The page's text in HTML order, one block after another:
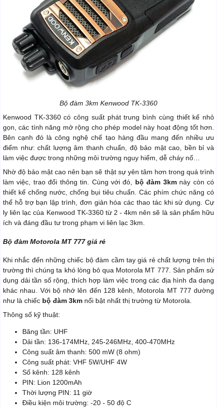
Bộ đàm 3km Kenwood TK-3360
Kenwood TK-3360 có công suất phát trung bình cùng thiết kế nhỏ
gọn, các tính năng mở rộng cho phép model này hoạt động tốt hơn.
Bên cạnh đó là công nghệ chế tạo hàng đầu mang đến nhiều ưu
điểm như: chất lượng âm thanh chuẩn, độ bảo mật cao, bền bỉ và
làm việc được trong những môi trường nguy hiểm, dễ cháy nổ…
Nhờ độ bảo mật cao nên bạn sẽ thật sự yên tâm hơn trong quá trình
làm việc, trao đổi thông tin. Cùng với đó, bộ đàm 3kmnày còn có
thiết kế chống nước, chống bụi tiêu chuẩn. Các phím chức năng có
thể hỗ trợ bạn lập trình, đơn giản hóa các thao tác khi sử dụng. Cự
ly liên lạc của Kenwood TK-3360 từ 2 - 4km nên sẽ là sản phẩm hữu
ích và đáng đầu tư trong phạm vi liên lạc 3km.
Bộ đàm Motorola MT 777 giá rẻ
Khi nhắc đến những chiếc bộ đàm cầm tay giá rẻ chất lượng trên thị
trường thì chúng ta khó lòng bỏ qua Motorola MT 777. Sản phẩm sử
dụng dải tần số rộng, thích hợp làm việc trong các địa hình đa dạng
khác nhau. Với bộ nhớ lên đến 128 kênh, Motorola MT 777 dường
như là chiếc bộ đàm 3km nổi bật nhất thị trường từ Motorola.
Thông số kỹ thuật:
Băng tần: UHF
Dải tần: 136-174MHz, 245-246MHz, 400-470MHz
Công suất âm thanh: 500 mW (8 ohm)
Công suất phát: VHF 5W/UHF 4W
Số kênh: 128 kênh
PIN: Lion 1200mAh
Thời lượng PIN: 11 giờ
Điều kiện môi trường: -20 - 50 độ C